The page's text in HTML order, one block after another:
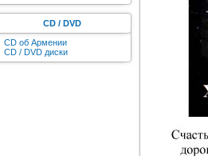
CD / DVD
CD об Армении
CD / DVD диски